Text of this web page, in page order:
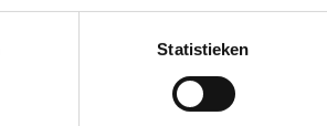
Statistieken